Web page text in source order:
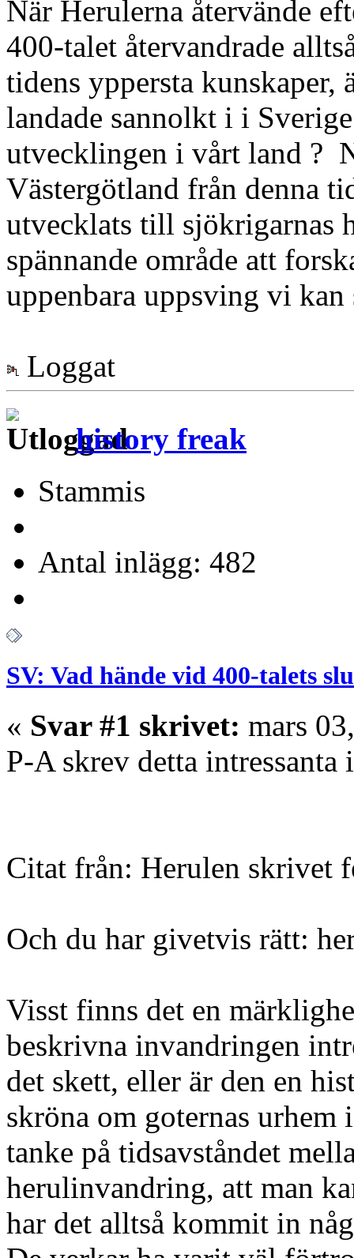
När Herulerna återvände
400-talet återvandrade
tidens yppersta kunskaper,
landade sannolkt i i
utvecklingen i vårt land ?
Västergötland från denna
utvecklats till sjökrigarnas
spännande område att
uppenbara uppsving vi
Loggat
history freak
Stammis
Antal inlägg: 482
SV: Vad hände vid 400-talets
« Svar #1 skrivet: mars
P-A skrev detta intressanta
Citat från: Herulen skrivet
Och du har givetvis rätt:
Visst finns det en
beskrivna invandringen
det skett, eller är den en
skröna om goternas
tanke på tidsavståndet
herulinvandring, att man
har det alltså kommit in